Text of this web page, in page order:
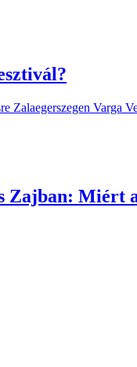
Zalaegerszegen Varga
Miért a